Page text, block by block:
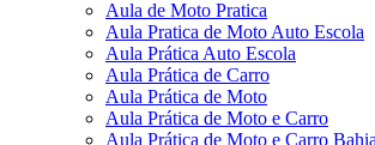
Aula de Moto Pratica
Aula Pratica de Moto Auto Escola
Aula Prática Auto Escola
Aula Prática de Carro
Aula Prática de Moto
Aula Prática de Moto e Carro
Aula Prática de Moto e Carro Bahia